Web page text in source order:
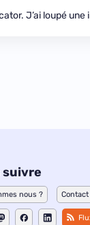
J’ai loupé une
suivre
nous ?